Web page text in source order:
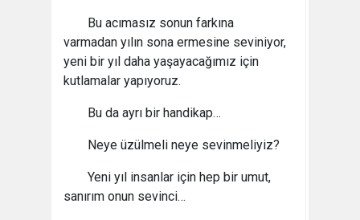
Bu acımasız sonun farkına
varmadan yılın sona ermesine seviniyor,
yeni bir yıl daha yaşayacağımız için
kutlamalar yapıyoruz.
Bu da ayrı bir handikap…
Neye üzülmeli neye sevinmeliyiz?
Yeni yıl insanlar için hep bir umut,
sanırım onun sevinci…